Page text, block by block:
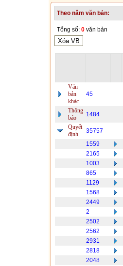
Theo năm văn bản:
Tổng số: 0 văn bản
Văn
bản
khác
45
Thông
báo
1484
Quyết
định
35757
1559
2165
1003
865
1129
1568
2449
2
2502
2562
2931
2818
2048